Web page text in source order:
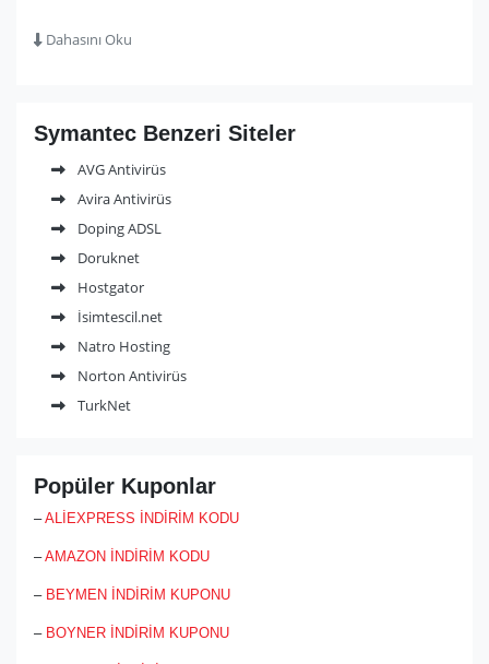
Dahasını Oku
Symantec Benzeri Siteler
AVG Antivirüs
Avira Antivirüs
Doping ADSL
Doruknet
Hostgator
İsimtescil.net
Natro Hosting
Norton Antivirüs
TurkNet
Popüler Kuponlar
–ALİEXPRESS İNDİRİM KODU
–AMAZON İNDİRİM KODU
– BEYMEN İNDİRİM KUPONU
– BOYNER İNDİRİM KUPONU